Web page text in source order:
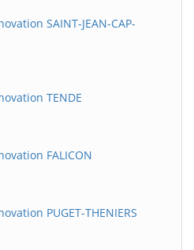
SAINT-JEAN-CAP-
TENDE
FALICON
PUGET-THENIERS